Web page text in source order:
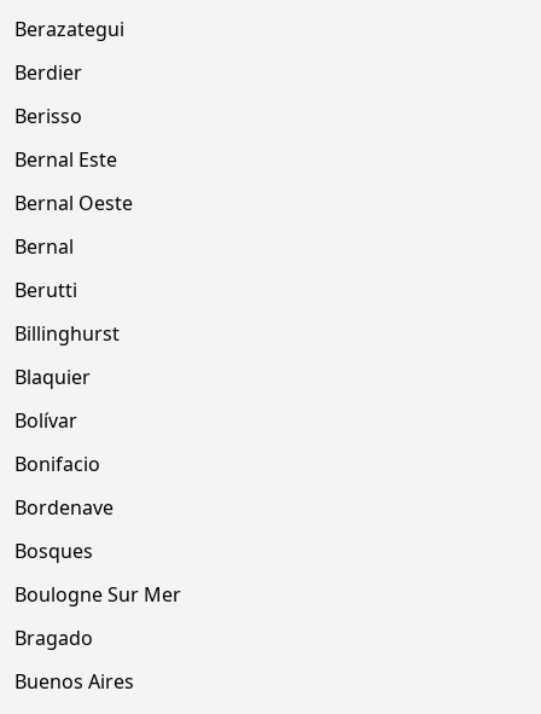
Berazategui
Berdier
Berisso
Bernal Este
Bernal Oeste
Bernal
Berutti
Billinghurst
Blaquier
Bolívar
Bonifacio
Bordenave
Bosques
Boulogne Sur Mer
Bragado
Buenos Aires